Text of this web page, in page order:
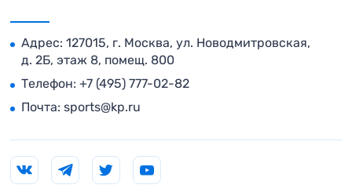
Адрес: 127015, г. Москва, ул. Новодмитровская,
д. 2Б, этаж 8, помещ. 800
Телефон: +7 (495) 777-02-82
Почта: sports@kp.ru